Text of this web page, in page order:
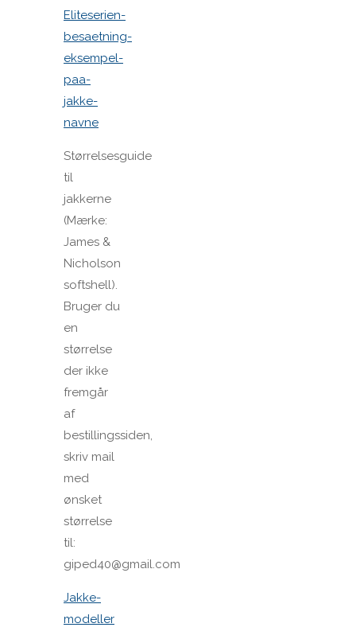
Eliteserien-
besaetning-
eksempel-
paa-
jakke-
navne
Størrelsesguide
til
jakkerne
(Mærke:
James &
Nicholson
softshell).
Bruger du
en
størrelse
der ikke
fremgår
af
bestillingssiden,
skriv mail
med
ønsket
størrelse
til:
giped40@gmail.com
Jakke-
modeller